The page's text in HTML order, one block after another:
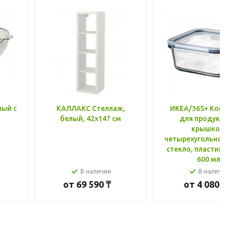
с
КАЛЛАКС Стеллаж,
белый, 42x147 см
В наличии
от 69 590 ₸
ИКЕА/365+
для
крышкой,
стекло, пластик
600 мл
В
от 4 080 ₸